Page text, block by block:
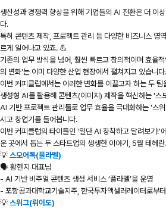
생산성과 경쟁력 향상을 위해 기업들의 AI 전환은 더 이
다.
특히 콘텐츠 제작, 프로젝트 관리 등 다양한 비즈니스 영
르게 일어나고 있죠. 💪
기존의 업무 방식을 넘어, 훨씬 빠르고 창의적이며 효율
의 변화'는 이미 다양한 산업 현장에서 펼쳐지고 있습니다.
이번 커피클럽에서는 이러한 변화를 이끌고자 하는 두 팀
생성형 AI를 활용해 콘텐츠(이미지) 제작을 혁신하는 '스
AI 기반 프로젝트 관리툴로 업무 효율을 극대화하는 '스
시고 창업기를 들어봅니다.
이번 커피클럽의 타이틀인 '일단 AI 장착하고 달려보기!'
운 곳에서 돕는 두 스타트업의 생생한 이야기, 5월 테헤
💡 스모어톡(플라멜)
🗣️ 황현지 대표님
- AI 기반 비주얼 콘텐츠 생성 서비스 ‘플라멜’을 운영
- 포항공과대학교기술지주, 한국투자액셀러레이터로부
💡 스위그(뤼이도)